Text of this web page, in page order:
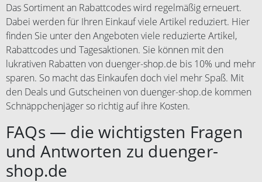
Das Sortiment an Rabattcodes wird regelmäßig erneuert.
Dabei werden für Ihren Einkauf viele Artikel reduziert. Hier
finden Sie unter den Angeboten viele reduzierte Artikel,
Rabattcodes und Tagesaktionen. Sie können mit den
lukrativen Rabatten von duenger-shop.de bis 10% und mehr
sparen. So macht das Einkaufen doch viel mehr Spaß. Mit
den Deals und Gutscheinen von duenger-shop.de kommen
Schnäppchenjäger so richtig auf ihre Kosten.
FAQs — die wichtigsten Fragen
und Antworten zu duenger-
shop.de